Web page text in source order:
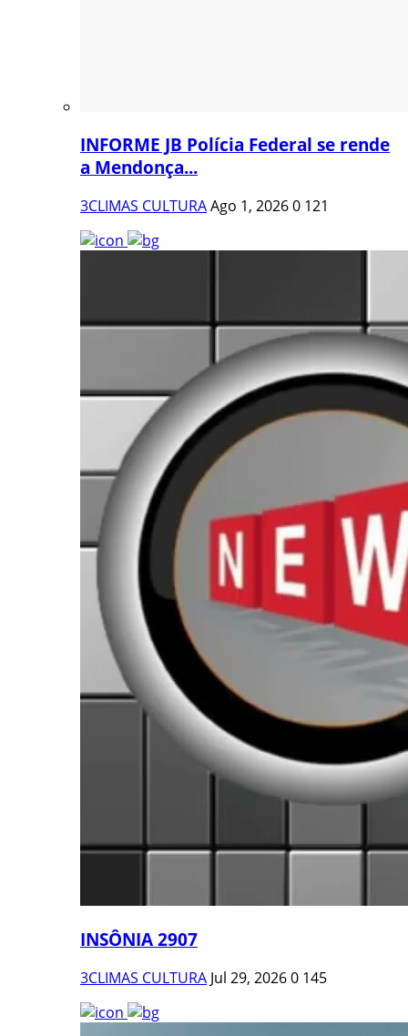
INFORME JB Polícia Federal se rende
a Mendonça...
3CLIMAS CULTURAAgo 1, 20260 121
INSÔNIA 2907
3CLIMAS CULTURA Jul 29, 20260 145